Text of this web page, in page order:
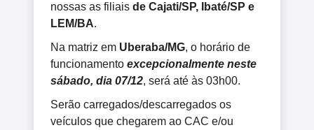
nossas as filiais de Cajati/SP, Ibaté/SP e
LEM/BA.
Na matriz em Uberaba/MG, o horário de
funcionamento excepcionalmente neste
sábado, dia 07/12, será até às 03h00.
Serão carregados/descarregados os
veículos que chegarem ao CAC e/ou